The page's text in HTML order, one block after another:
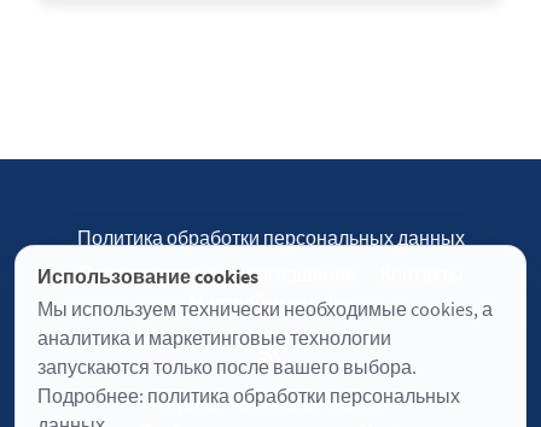
Использование cookies
Мы используем технически необходимые cookies, а
аналитика и маркетинговые технологии
запускаются только после вашего выбора.
Подробнее: политика обработки персональных
Политика обработки персональных данных
Пользовательское соглашение
Настройки cookies
Журнал «Отинофф» © 2026